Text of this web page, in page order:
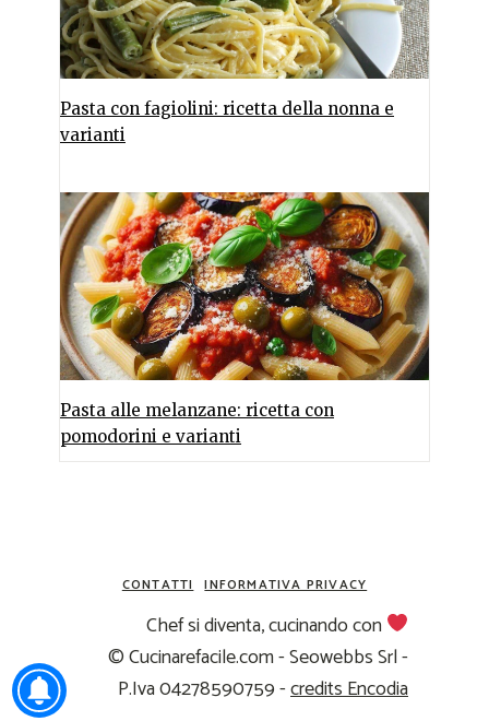
Pasta con fagiolini: ricetta della nonna e
varianti
Pasta alle melanzane: ricetta con
pomodorini e varianti
CONTATTI INFORMATIVA PRIVACY
Chef si diventa, cucinando con
© Cucinarefacile.com - Seowebbs Srl -
P.Iva 04278590759 -credits Encodia